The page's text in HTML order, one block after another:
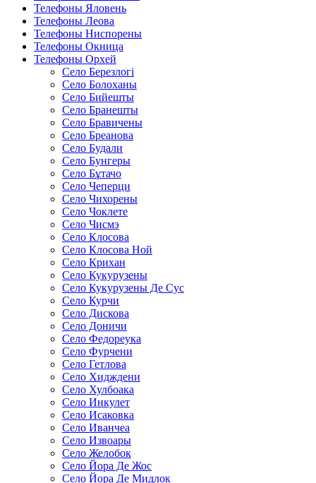
Телефоны Яловень
Телефоны Леова
Телефоны Ниспорены
Телефоны Окница
Телефоны Орхей
Село Березлогi
Село Болоханы
Село Бийешты
Село Бранешты
Село Бравичены
Село Бреанова
Село Будали
Село Бунгеры
Село Бұтачо
Село Чеперци
Село Чихорены
Село Чоклете
Село Чисмэ
Село Клосова
Село Клосова Ной
Село Крихан
Село Кукурузены
Село Кукурузены Де Сус
Село Курчи
Село Дискова
Село Доничи
Село Федореука
Село Фурчени
Село Гетлова
Село Хидждени
Село Хулбоака
Село Инкулет
Село Исаковка
Село Иванчеа
Село Извоары
Село Желобок
Село Йора Де Жос
Село Йора Де Мидлок